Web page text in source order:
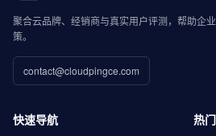
聚合云品牌、经销商与真实用户评测，帮助企
策。
contact@cloudpingce.com
快速导航 热